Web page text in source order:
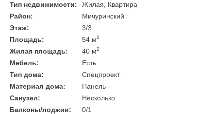
Тип недвижимости:
Жилая, Квартира
Район:
Мичуринский
Этаж:
3/3
Площадь:
54 м2
Жилая площадь: 40 м2
Мебель:
Есть
Тип дома:
Спецпроект
Материал дома:
Панель
Санузел:
Несколько
Балконы/лоджии:
0/1